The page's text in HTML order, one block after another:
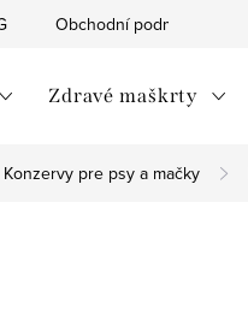
Obchodní podmínky
Zdravé maškrty
Konzervy pre psy a mačky